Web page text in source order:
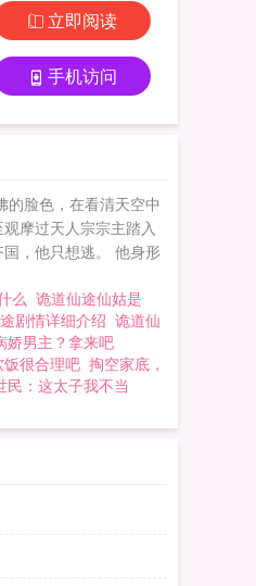
立即阅读
手机访问
脸色，在看清天空中
摩过天人宗宗主踏入
，他只想逃。 他身形
么 诡道仙途仙姑是
剧情详细介绍 诡道仙
娇男主？拿来吧
很合理吧 掏空家底，
民：这太子我不当